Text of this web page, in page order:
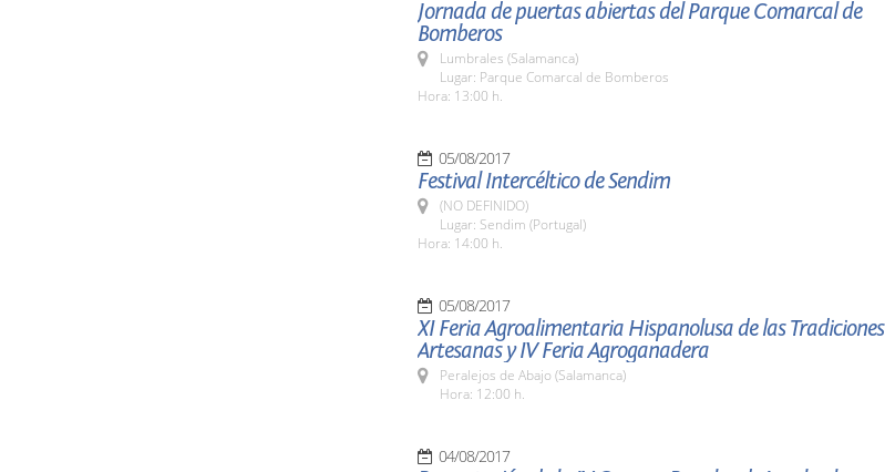
Jornada de puertas abiertas del Parque Comarcal de
Bomberos
Lumbrales (Salamanca)
Lugar: Parque Comarcal de Bomberos
Hora: 13:00 h.
05/08/2017
Festival Intercéltico de Sendim
(NO DEFINIDO)
Lugar: Sendim (Portugal)
Hora: 14:00 h.
05/08/2017
XI Feria Agroalimentaria Hispanolusa de las Tradiciones
Artesanas y IV Feria Agroganadera
Peralejos de Abajo (Salamanca)
Hora: 12:00 h.
04/08/2017